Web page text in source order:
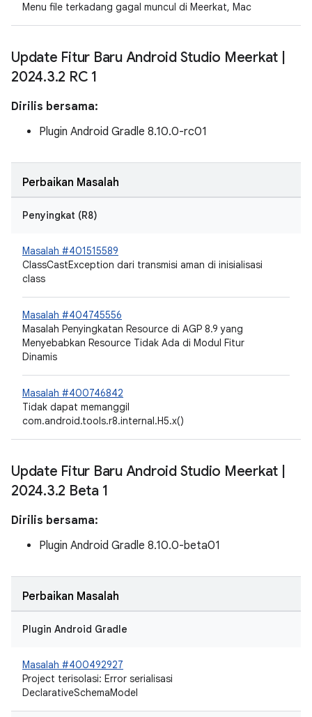
Menu file terkadang gagal muncul di Meerkat, Mac
Update Fitur Baru Android Studio Meerkat
2024.3.2 RC 1
Dirilis bersama:
Plugin Android Gradle 8.10.0-rc01
Perbaikan Masalah
Penyingkat (R8)
Masalah #401515589
ClassCastException dari transmisi aman di inisialisasi
class
Masalah #404745556
Masalah Penyingkatan Resource di AGP 8.9 yang
Menyebabkan Resource Tidak Ada di Modul Fitur
Dinamis
Masalah #400746842
Tidak dapat memanggil
com.android.tools.r8.internal.H5.x()
Update Fitur Baru Android Studio Meerkat
2024.3.2 Beta 1
Dirilis bersama:
Plugin Android Gradle 8.10.0-beta01
Perbaikan Masalah
Plugin Android Gradle
Masalah #400492927
Project terisolasi: Error serialisasi
DeclarativeSchemaModel